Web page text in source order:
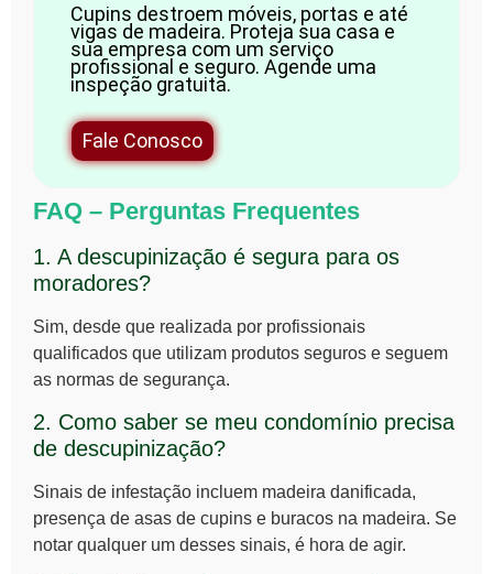
Cupins destroem móveis, portas e até
vigas de madeira. Proteja sua casa e
sua empresa com um serviço
profissional e seguro. Agende uma
inspeção gratuita.
Fale Conosco
FAQ – Perguntas Frequentes
1. A descupinização é segura para os
moradores?
Sim, desde que realizada por profissionais
qualificados que utilizam produtos seguros e seguem
as normas de segurança.
2. Como saber se meu condomínio precisa
de descupinização?
Sinais de infestação incluem madeira danificada,
presença de asas de cupins e buracos na madeira. Se
notar qualquer um desses sinais, é hora de agir.